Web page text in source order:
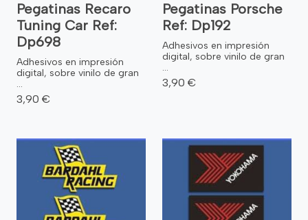
Pegatinas Recaro
Tuning Car Ref:
Dp698
Adhesivos en impresión
digital, sobre vinilo de gran
...
3,90 €
Pegatinas Porsche
Ref: Dp192
Adhesivos en impresión
digital, sobre vinilo de gran
...
3,90 €